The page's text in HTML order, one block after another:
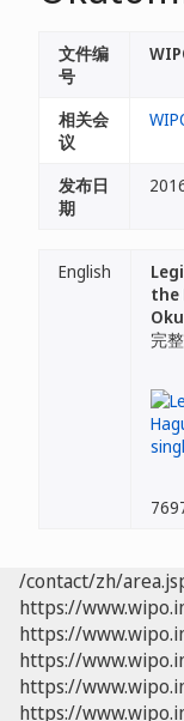
文件编
号
相关会
议
发布日
期
English
the
完
/contact/zh/
https://
https://
https://
https://
https://